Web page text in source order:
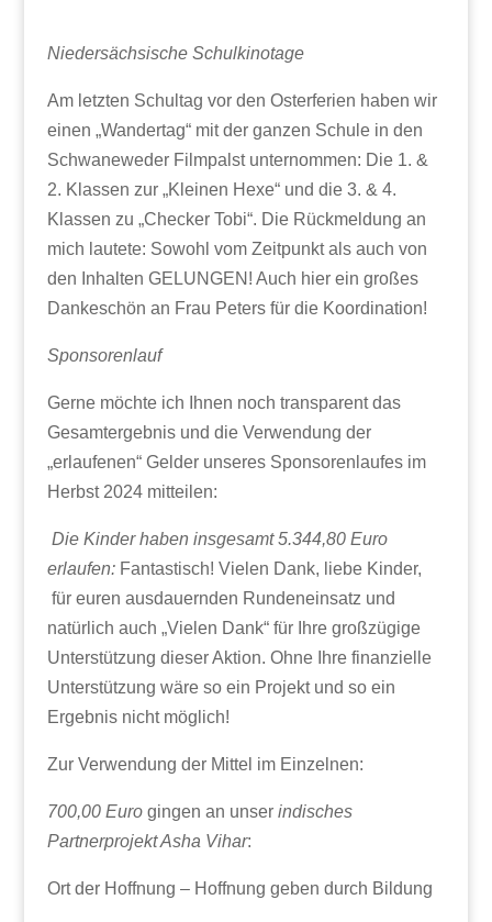
Niedersächsische Schulkinotage
Am letzten Schultag vor den Osterferien haben wir
einen „Wandertag“ mit der ganzen Schule in den
Schwaneweder Filmpalst unternommen: Die 1. &
2. Klassen zur „Kleinen Hexe“ und die 3. & 4.
Klassen zu „Checker Tobi“. Die Rückmeldung an
mich lautete: Sowohl vom Zeitpunkt als auch von
den Inhalten GELUNGEN! Auch hier ein großes
Dankeschön an Frau Peters für die Koordination!
Sponsorenlauf
Gerne möchte ich Ihnen noch transparent das
Gesamtergebnis und die Verwendung der
„erlaufenen“ Gelder unseres Sponsorenlaufes im
Herbst 2024 mitteilen:
Die Kinder haben insgesamt 5.344,80 Euro
erlaufen: Fantastisch! Vielen Dank, liebe Kinder,
für euren ausdauernden Rundeneinsatz und
natürlich auch „Vielen Dank“ für Ihre großzügige
Unterstützung dieser Aktion. Ohne Ihre finanzielle
Unterstützung wäre so ein Projekt und so ein
Ergebnis nicht möglich!
Zur Verwendung der Mittel im Einzelnen:
700,00 Eurogingen an unser indisches
Partnerprojekt Asha Vihar:
Ort der Hoffnung – Hoffnung geben durch Bildung